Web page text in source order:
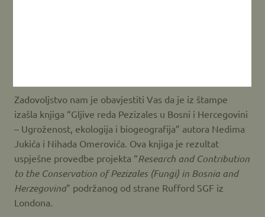
Zadovoljstvo nam je obavjestiti Vas da je iz štampe
izašla knjiga “Gljive reda Pezizales u Bosni i Hercegovini
– Ugroženost, ekologija i biogeografija” autora Nedima
Jukića i Nihada Omerovića. Ova knjiga je rezultat
uspješne provedbe projekta “Research and Contribution
to the Conservation of Pezizales (Fungi) in Bosnia and
Herzegovina” podržanog od strane Rufford SGF iz
Londona.